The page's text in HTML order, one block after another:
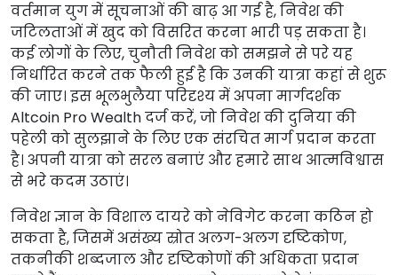
वर्तमान युग में सूचनाओं की बाढ़ आ गई है, निवेश की
जटिलताओं में खुद को विसरित करना भारी पड़ सकता है।
कई लोगों के लिए, चुनौती निवेश को समझने से परे यह
निर्धारित करने तक फैली हुई है कि उनकी यात्रा कहां से शुरू
की जाए। इस भूलभुलैया परिदृश्य में अपना मार्गदर्शक
Altcoin Pro Wealth दर्ज करें, जो निवेश की दुनिया की
पहेली को सुलझाने के लिए एक संरचित मार्ग प्रदान करता
है। अपनी यात्रा को सरल बनाएं और हमारे साथ आत्मविश्वास
से भरे कदम उठाएं।
निवेश ज्ञान के विशाल दायरे को नेविगेट करना कठिन हो
सकता है, जिसमें असंख्य स्रोत अलग-अलग दृष्टिकोण,
तकनीकी शब्दजाल और दृष्टिकोणों की अधिकता प्रदान